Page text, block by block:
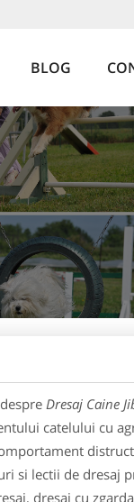
BLOG
Dresaj Caine
catelului cu
si lectii de dresaj
dresaj cu